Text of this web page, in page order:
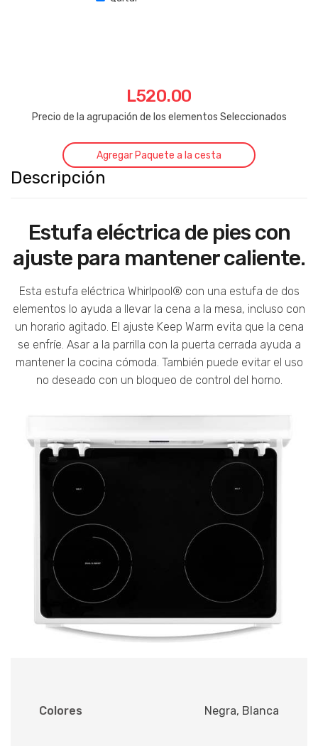
L520.00
Precio de la agrupación de los elementos Seleccionados
Agregar Paquete a la cesta
Descripción
Estufa eléctrica de pies con
ajuste para mantener caliente.
Esta estufa eléctrica Whirlpool® con una estufa de dos
elementos lo ayuda a llevar la cena a la mesa, incluso con
un horario agitado. El ajuste Keep Warm evita que la cena
se enfríe. Asar a la parrilla con la puerta cerrada ayuda a
mantener la cocina cómoda. También puede evitar el uso
no deseado con un bloqueo de control del horno.
Colores Negra, Blanca